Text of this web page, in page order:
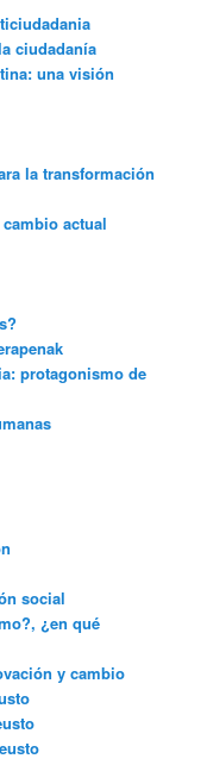
ciudadanía
una visión
la transformación
actual
protagonismo de
social
¿en qué
y cambio